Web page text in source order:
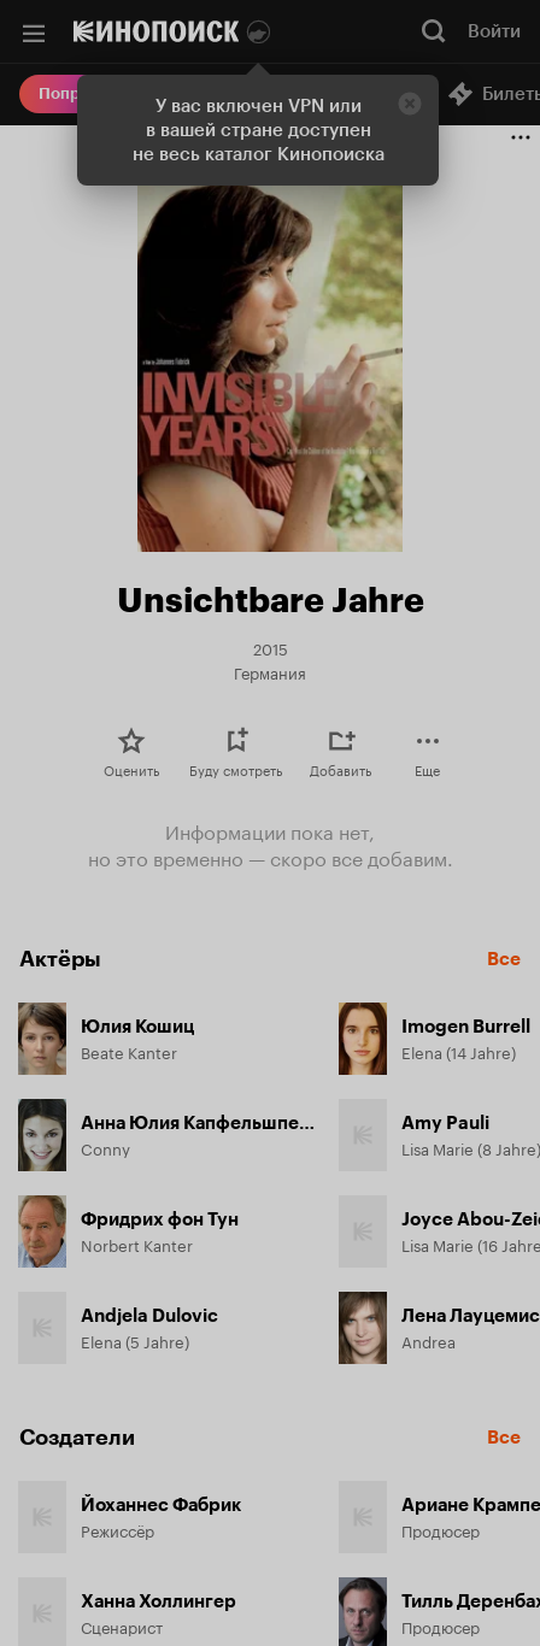
У вас включен VPN или
в вашей стране доступен
не весь каталог Кинопоиска
Войти
Попробовать Плюс Онлайн-кинотеатр
Unsichtbare Jahre
2015
Германия
Оценить Буду смотреть Добавить Еще
Информации пока нет,
но это временно — скоро все добавим.
Актёры Все
Юлия Кошиц
Beate Kanter
Анна Юлия Капфельшпергер
Conny
Фридрих фон Тун
Norbert Kanter
Andjela Dulovic
Elena (5 Jahre)
Imogen Burrell
Elena (14 Jahre)
Amy Pauli
Lisa Marie (8 Jahre)
Joyce Abou-
Lisa Marie (16
Лена Лауцемис
Andrea
Создатели Все
Йоханнес Фабрик
Режиссёр
Ханна Холлингер
Сценарист
Ариане Крампе
Продюсер
Тилль
Продюсер